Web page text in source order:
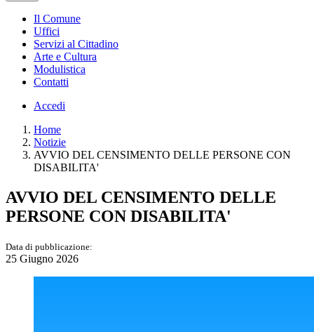
Il Comune
Uffici
Servizi al Cittadino
Arte e Cultura
Modulistica
Contatti
Accedi
Home
Notizie
AVVIO DEL CENSIMENTO DELLE PERSONE CON
DISABILITA'
AVVIO DEL CENSIMENTO DELLE
PERSONE CON DISABILITA'
Data di pubblicazione:
25 Giugno 2026